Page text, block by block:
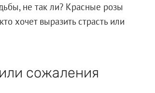
не так ли? Красные розы
хочет выразить страсть или
сожаления